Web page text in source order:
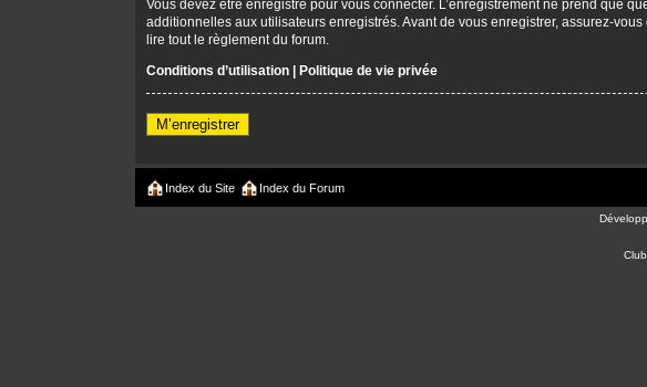
Vous devez être enregistré pour vous connecter. L’enregistrement ne prend que
additionnelles aux utilisateurs enregistrés. Avant de vous enregistrer, assurez-
lire tout le règlement du forum.
Conditions d’utilisation | Politique de vie privée
M’enregistrer
Index du Site Index du Forum